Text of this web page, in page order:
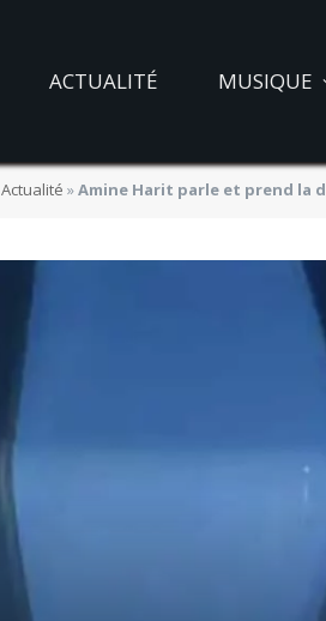
ACTUALITÉ MUSIQUE
Actualité »Amine Harit parle et prend la